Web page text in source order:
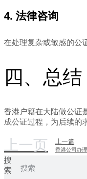
4. 法律咨询
在处理复杂或敏感的公
四、总结
香港户籍在大陆做公证
成公证过程，为后续的
上一页 上一篇
香港公司办
搜
索